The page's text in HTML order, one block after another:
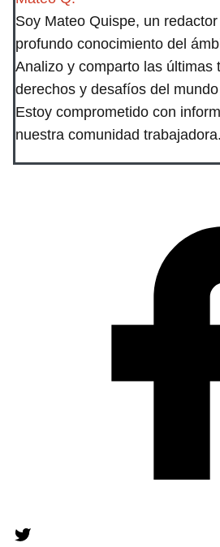
Soy Mateo Quispe, un
profundo conocimiento del
Analizo y comparto las últimas
derechos y desafíos del
Estoy comprometido con
nuestra comunidad trabajadora.